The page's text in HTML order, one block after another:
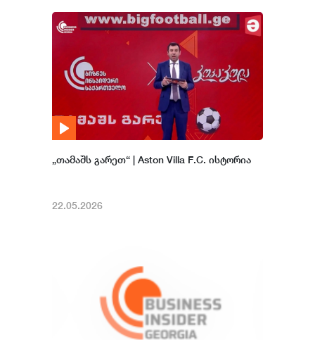
„თამაშს გარეთ“ | Aston Villa F.C. ისტორია
22.05.2026